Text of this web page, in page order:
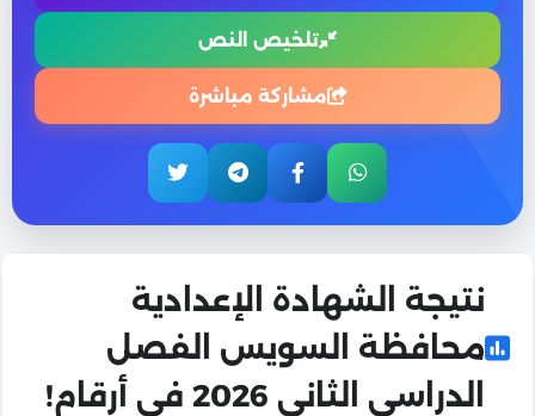
تلخيص النص
مشاركة مباشرة
نتيجة الشهادة الإعدادية
محافظة السويس الفصل
الدراسي الثاني 2026 في أرقام!